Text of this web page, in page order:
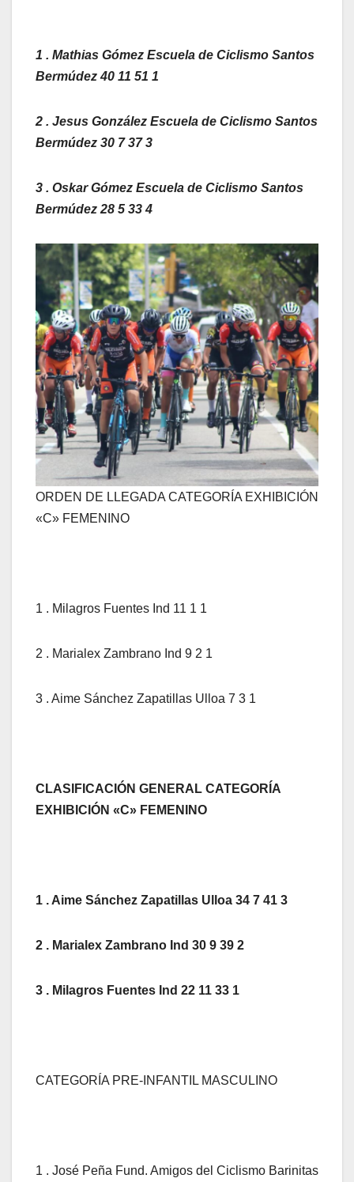
1 . Mathias Gómez Escuela de Ciclismo Santos
Bermúdez 40 11 51 1
2 . Jesus González Escuela de Ciclismo Santos
Bermúdez 30 7 37 3
3 . Oskar Gómez Escuela de Ciclismo Santos
Bermúdez 28 5 33 4
ORDEN DE LLEGADA CATEGORÍA EXHIBICIÓN
«C» FEMENINO
1 . Milagros Fuentes Ind 11 1 1
2 . Marialex Zambrano Ind 9 2 1
3 . Aime Sánchez Zapatillas Ulloa 7 3 1
CLASIFICACIÓN GENERAL CATEGORÍA
EXHIBICIÓN «C» FEMENINO
1 . Aime Sánchez Zapatillas Ulloa 34 7 41 3
2 . Marialex Zambrano Ind 30 9 39 2
3 . Milagros Fuentes Ind 22 11 33 1
CATEGORÍA PRE-INFANTIL MASCULINO
1 . José Peña Fund. Amigos del Ciclismo Barinitas